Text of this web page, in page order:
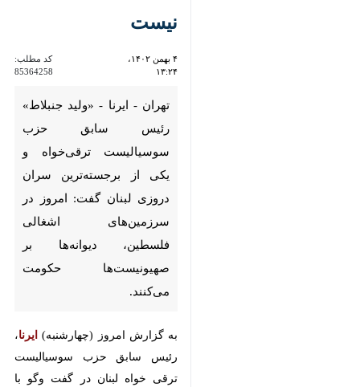
تهران - ایرنا - «ولید جنبلاط»
ترقی‌خواه و یکی از برجسته‌ترین
سران دروزی لبنان گفت: امروز در
سرزمین‌های اشغالی فلسطین،
دیوانه‌ها بر صهیونیست‌ها
حکومت می‌کنند.
به گزارش امروز (چهارشنبه)ایرنا
رئیس سابق حزب سوسیالیست ترقی
خواه لبنان در گفت وگو با روزنامه
امروز در سرزمین های اشغالی
فلسطین دیوانه ها بر صهیونیست ها
حکومت می کنند، افزود: یک نخست